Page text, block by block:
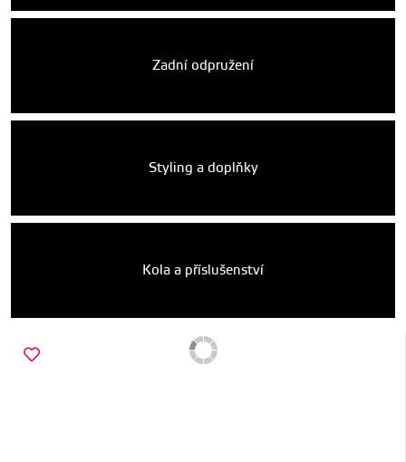
Zadní odpružení
Styling a doplňky
Kola a příslušenství